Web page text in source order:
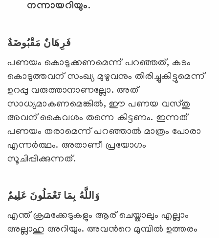
നന്നായറിയും.
فَرِهَانٌ مَقْبُوضَةٌ
പണയം കൊടുക്കണമെന്ന് പറഞ്ഞത്, കടം
കൊടുത്തവന് സംഖ്യ മുഴുവനും തിരിച്ചുകിട്ടുമെന്ന്
ഉറപ്പു വരുത്താനാണല്ലോ. അത്
സാധ്യമാകണമെങ്കില്‍, ഈ പണയ വസ്തു
അവന് കൈവശം തന്നെ കിട്ടണം. ഇന്നത്
പണയം തരാമെന്ന് പറഞ്ഞാല്‍ മാത്രം പോരാ
എന്നര്‍ത്ഥം. അതാണീ പ്രയോഗം
സൂചിപ്പിക്കുന്നത്.
എന്ത് ക്രമക്കേടുകളും ആര് ചെയ്താലും എല്ലാം
അല്ലാഹു അറിയും. അവന്‍റെ മുമ്പില്‍ ഉത്തരം